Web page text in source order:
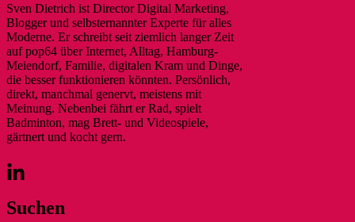
Sven Dietrich ist Director Digital Marketing,
Blogger und selbsternannter Experte für alles
Moderne. Er schreibt seit ziemlich langer Zeit
auf pop64 über Internet, Alltag, Hamburg-
Meiendorf, Familie, digitalen Kram und Dinge,
die besser funktionieren könnten. Persönlich,
direkt, manchmal genervt, meistens mit
Meinung. Nebenbei fährt er Rad, spielt
Badminton, mag Brett- und Videospiele,
gärtnert und kocht gern.
Suchen